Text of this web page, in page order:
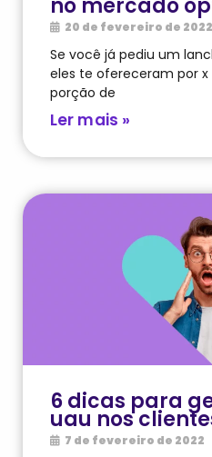
no mercado
20 de fevereiro de 2022
Se você já pediu um
eles te ofereceram por
porção de
Ler mais »
6 dicas para
uau nos
7 de fevereiro de 2022